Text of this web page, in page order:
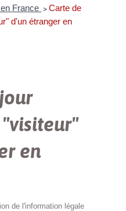
France > Carte de
d'un étranger en
en
de l'information légale